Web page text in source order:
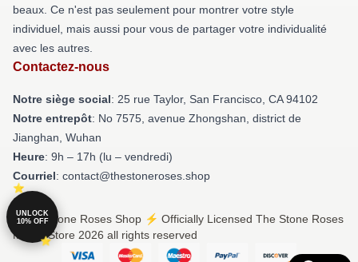
beaux. Ce n'est pas seulement pour montrer votre style
individuel, mais aussi pour vous de partager votre individualité
avec les autres.
Contactez-nous
Notre siège social: 25 rue Taylor, San Francisco, CA 94102
Notre entrepôt: No 7575, avenue Zhongshan, district de
Jianghan, Wuhan
Heure: 9h – 17h (lu – vendredi)
Courriel: contact@thestoneroses.shop
© The Stone Roses Shop ⚡️ Officially Licensed The Stone Roses
Merch Store 2026 all rights reserved
UNLOCK
10% OFF